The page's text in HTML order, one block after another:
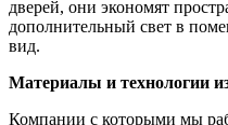
дверей, они экономят
дополнительный свет в
вид.
Материалы и технологии
Компании с которыми мы